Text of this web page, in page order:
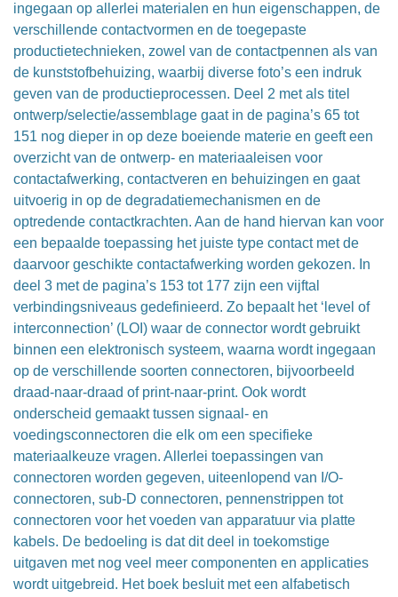
ingegaan op allerlei materialen en hun eigenschappen, de
verschillende contactvormen en de toegepaste
productietechnieken, zowel van de contactpennen als van
de kunststofbehuizing, waarbij diverse foto’s een indruk
geven van de productieprocessen. Deel 2 met als titel
ontwerp/selectie/assemblage gaat in de pagina’s 65 tot
151 nog dieper in op deze boeiende materie en geeft een
overzicht van de ontwerp- en materiaaleisen voor
contactafwerking, contactveren en behuizingen en gaat
uitvoerig in op de degradatiemechanismen en de
optredende contactkrachten. Aan de hand hiervan kan voor
een bepaalde toepassing het juiste type contact met de
daarvoor geschikte contactafwerking worden gekozen. In
deel 3 met de pagina’s 153 tot 177 zijn een vijftal
verbindingsniveaus gedefinieerd. Zo bepaalt het ‘level of
interconnection’ (LOI) waar de connector wordt gebruikt
binnen een elektronisch systeem, waarna wordt ingegaan
op de verschillende soorten connectoren, bijvoorbeeld
draad-naar-draad of print-naar-print. Ook wordt
onderscheid gemaakt tussen signaal- en
voedingsconnectoren die elk om een specifieke
materiaalkeuze vragen. Allerlei toepassingen van
connectoren worden gegeven, uiteenlopend van I/O-
connectoren, sub-D connectoren, pennenstrippen tot
connectoren voor het voeden van apparatuur via platte
kabels. De bedoeling is dat dit deel in toekomstige
uitgaven met nog veel meer componenten en applicaties
wordt uitgebreid. Het boek besluit met een alfabetisch